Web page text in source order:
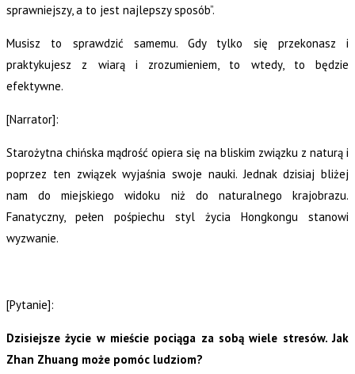
sprawniejszy, a to jest najlepszy sposób”.
Musisz to sprawdzić samemu. Gdy tylko się przekonasz i
praktykujesz z wiarą i zrozumieniem, to wtedy, to będzie
efektywne.
[Narrator]:
Starożytna chińska mądrość opiera się na bliskim związku z naturą i
poprzez ten związek wyjaśnia swoje nauki. Jednak dzisiaj bliżej
nam do miejskiego widoku niż do naturalnego krajobrazu.
Fanatyczny, pełen pośpiechu styl życia Hongkongu stanowi
wyzwanie.
[Pytanie]:
Dzisiejsze życie w mieście pociąga za sobą wiele stresów. Jak
Zhan Zhuang może pomóc ludziom?